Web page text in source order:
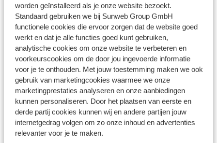
worden geïnstalleerd als je onze website bezoekt.
Standaard gebruiken we bij Sunweb Group GmbH
functionele cookies die ervoor zorgen dat de website goed
werkt en dat je alle functies goed kunt gebruiken,
analytische cookies om onze website te verbeteren en
voorkeurscookies om de door jou ingevoerde informatie
voor je te onthouden. Met jouw toestemming maken we ook
gebruik van marketingcookies waarmee we onze
marketingprestaties analyseren en onze aanbiedingen
kunnen personaliseren. Door het plaatsen van eerste en
derde partij cookies kunnen wij en andere partijen jouw
internetgedrag volgen om zo onze inhoud en advertenties
relevanter voor je te maken.
In de buurt
Aan het strand (zandstrand, ligstoelen (gratis) ,
parasol (gratis) )
Centrum Alanya: 20 km
Centrum Avsallar: 1 km
Barstreet: 1 km
Winkels: 500 m
Restaurant: 300 m
Dolmus ( naar het centrum van naar alanya tegen
betaling)